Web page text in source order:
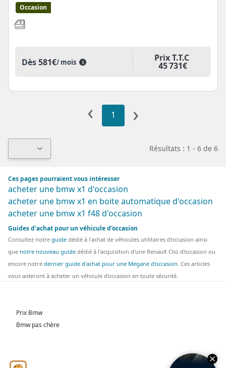
Occasion
Dès581€/ mois i Prix T.T.C
45 731€
‹ 1 ›
Résultats : 1 - 6 de 6
Ces pages pourraient vous intéresser
acheter une bmw x1 d'occasion
acheter une bmw x1 en boite automatique d'occasion
acheter une bmw x1 f48 d'occasion
Guides d'achat pour un véhicule d'occasion
Consultez notre guide dédié à l'achat de véhicules utilitaires d'occasion ainsi
que notre nouveau guide dédié à l'acquisition d'une Renault Clio d'occasion ou
encore notre dernier guide d'achat pour une Megane d'occasion. Ces articles
vous aideront à acheter un véhicule d'occasion en toute sécurité.
Prix Bmw
Bmw pas chère